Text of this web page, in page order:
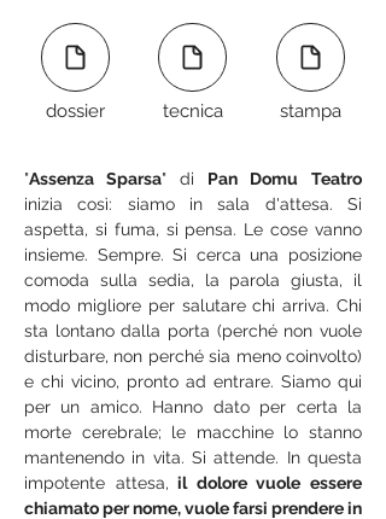
dossier tecnica stampa
"Assenza Sparsa" di Pan Domu
Teatro
inizia così: siamo in sala d'attesa. Si
aspetta, si fuma, si pensa. Le cose vanno
insieme. Sempre. Si cerca una posizione
comoda sulla sedia, la parola giusta, il
modo migliore per salutare chi arriva. Chi
sta lontano dalla porta (perché non vuole
disturbare, non perché sia meno coinvolto)
e chi vicino, pronto ad entrare. Siamo qui
per un amico. Hanno dato per certa la
morte cerebrale; le macchine lo stanno
mantenendo in vita. Si attende. In questa
impotente attesa, il dolore vuole essere
chiamato per nome, vuole farsi prendere in